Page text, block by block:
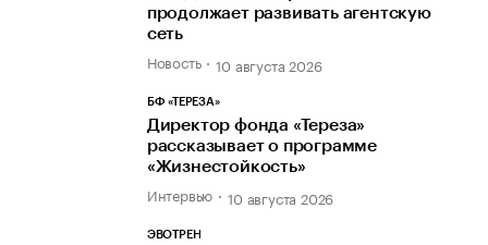
продолжает развивать агентскую
сеть
Новость 10 августа 2026
БФ «ТЕРЕЗА»
Директор фонда «Тереза»
рассказывает о программе
«Жизнестойкость»
Интервью 10 августа 2026
ЭВОТРЕН